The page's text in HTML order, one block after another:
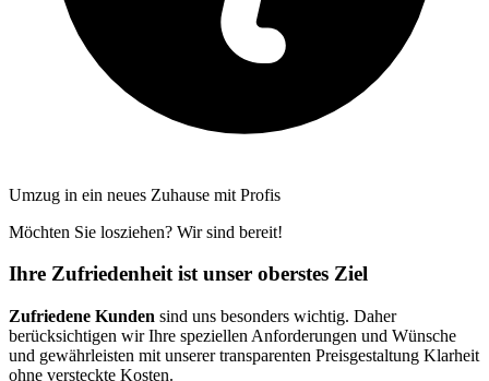
Umzug in ein neues Zuhause mit Profis
Möchten Sie losziehen? Wir sind bereit!
Ihre Zufriedenheit ist unser oberstes Ziel
Zufriedene Kunden sind uns besonders wichtig. Daher
berücksichtigen wir Ihre speziellen Anforderungen und Wünsche
und gewährleisten mit unserer transparenten Preisgestaltung Klarheit
ohne versteckte Kosten.